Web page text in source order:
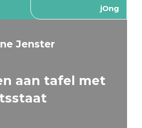
jOng
Jenster
aan tafel met